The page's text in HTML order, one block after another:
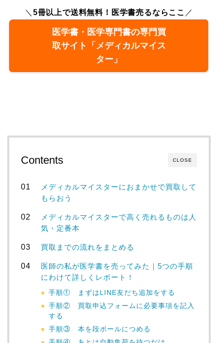
＼ 5冊以上で送料無料！医学書売るならここ ／
医学書・医学専門書の専門買
取サイト「メディカルマイス
ター」
CLOSE
Contents
メディカルマイスターにおまかせで買取して
もらおう
メディカルマイスターで高く売れるものは人
気・定番本
買取までの流れをまとめる
医師の私が医学書を売ってみた｜5つの手順
にわけて詳しくレポート！
手順① まずはLINE友だち追加をする
手順② 買取申込フォームに必要事項を記入
する
手順③ 本を段ボールにつめる